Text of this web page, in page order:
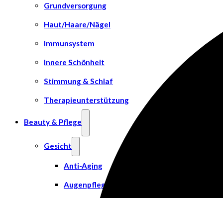
Grundversorgung
Haut/Haare/Nägel
Immunsystem
Innere Schönheit
Stimmung & Schlaf
Therapieunterstützung
Beauty & Pflege
Gesicht
Anti-Aging
Augenpflege